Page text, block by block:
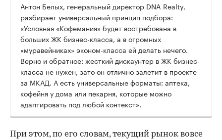
Антон Белых, генеральный директор DNA Realty,
разбирает универсальный принцип подбора:
«Условная «Кофемания» будет востребована в
больших ЖК бизнес-класса, а в огромных
«муравейниках» эконом-класса ей делать нечего.
Верно и обратное: жесткий дискаунтер в ЖК бизнес-
класса не нужен, зато он отлично залетит в проекте
за МКАД. А есть универсальные форматы: аптека,
кофейня у дома или пекарня, которые можно
адаптировать под любой контекст».
При этом, по его словам, текущий рынок вовсе